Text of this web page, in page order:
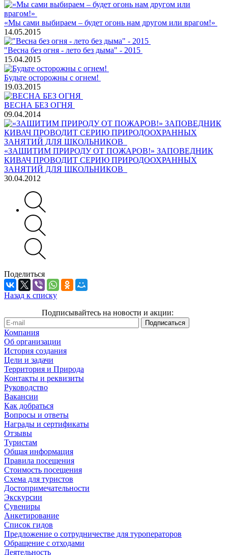
«Мы сами выбираем – будет огонь нам другом или врагом!»
14.05.2015
"Весна без огня - лето без дыма" - 2015
15.04.2015
Будьте осторожны с огнем!
19.03.2015
ВЕСНА БЕЗ ОГНЯ
09.04.2014
«ЗАШИТИМ ПРИРОДУ ОТ ПОЖАРОВ!» ЗАПОВЕДНИК
КИВАЧ ПРОВОДИТ СЕРИЮ ПРИРОДООХРАННЫХ
ЗАНЯТИЙ ДЛЯ ШКОЛЬНИКОВ
30.04.2012
Поделиться
Назад к списку
Подписывайтесь на новости и акции:
Компания
Об организации
История создания
Цели и задачи
Территория и Природа
Контакты и реквизиты
Руководство
Вакансии
Как добраться
Вопросы и ответы
Награды и сертификаты
Отзывы
Туристам
Общая информация
Правила посещения
Стоимость посещения
Схема для туристов
Достопримечательности
Экскурсии
Сувениры
Анкетирование
Список гидов
Предложение о сотрудничестве для туроператоров
Обращение с отходами
Деятельность